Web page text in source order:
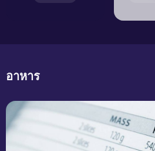
อาหาร
Kilojoules กับ Calories ต่างกันอย่างไ